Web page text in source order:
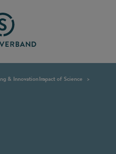
& InnovationImpact of Science